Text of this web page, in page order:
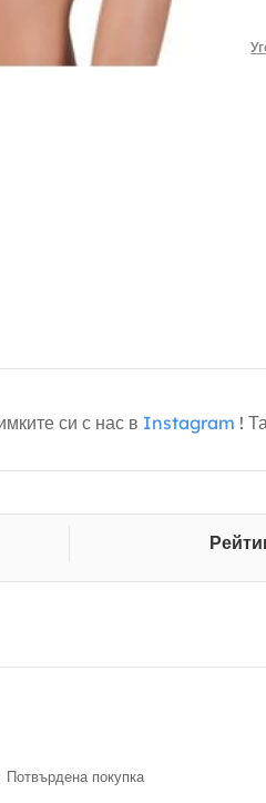
си с нас в Instagram !
Потвърдена покупка